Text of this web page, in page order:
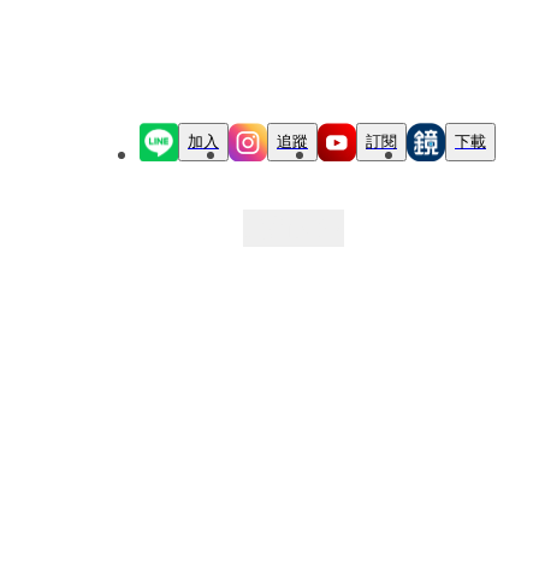
加入 追蹤 訂閱 下載